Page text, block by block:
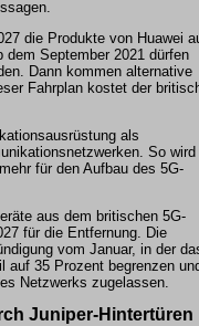
die Produkte von Huawei
dem September 2021 dürfen
Dann kommen alternative
Fahrplan kostet der
als
So wird
für den Aufbau des 5G-
aus dem britischen 5G-
für die Entfernung. Die
vom Januar, in der
auf 35 Prozent begrenzen
Netzwerks zugelassen.
Juniper-Hintertüren